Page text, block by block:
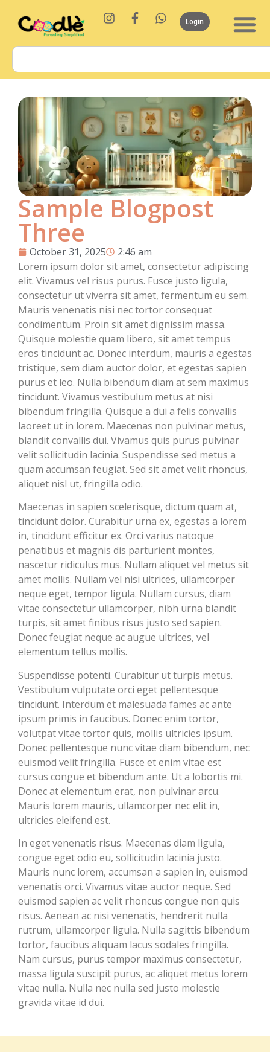
Login
Sample Blogpost
Three
October 31, 2025
2:46 am
Lorem ipsum dolor sit amet, consectetur adipiscing
elit. Vivamus vel risus purus. Fusce justo ligula,
consectetur ut viverra sit amet, fermentum eu sem.
Mauris venenatis nisi nec tortor consequat
condimentum. Proin sit amet dignissim massa.
Quisque molestie quam libero, sit amet tempus
eros tincidunt ac. Donec interdum, mauris a egestas
tristique, sem diam auctor dolor, et egestas sapien
purus et leo. Nulla bibendum diam at sem maximus
tincidunt. Vivamus vestibulum metus at nisi
bibendum fringilla. Quisque a dui a felis convallis
laoreet ut in lorem. Maecenas non pulvinar metus,
blandit convallis dui. Vivamus quis purus pulvinar
velit sollicitudin lacinia. Suspendisse sed metus a
quam accumsan feugiat. Sed sit amet velit rhoncus,
aliquet nisl ut, fringilla odio.
Maecenas in sapien scelerisque, dictum quam at,
tincidunt dolor. Curabitur urna ex, egestas a lorem
in, tincidunt efficitur ex. Orci varius natoque
penatibus et magnis dis parturient montes,
nascetur ridiculus mus. Nullam aliquet vel metus sit
amet mollis. Nullam vel nisi ultrices, ullamcorper
neque eget, tempor ligula. Nullam cursus, diam
vitae consectetur ullamcorper, nibh urna blandit
turpis, sit amet finibus risus justo sed sapien.
Donec feugiat neque ac augue ultrices, vel
elementum tellus mollis.
Suspendisse potenti. Curabitur ut turpis metus.
Vestibulum vulputate orci eget pellentesque
tincidunt. Interdum et malesuada fames ac ante
ipsum primis in faucibus. Donec enim tortor,
volutpat vitae tortor quis, mollis ultricies ipsum.
Donec pellentesque nunc vitae diam bibendum, nec
euismod velit fringilla. Fusce et enim vitae est
cursus congue et bibendum ante. Ut a lobortis mi.
Donec at elementum erat, non pulvinar arcu.
Mauris lorem mauris, ullamcorper nec elit in,
ultricies eleifend est.
In eget venenatis risus. Maecenas diam ligula,
congue eget odio eu, sollicitudin lacinia justo.
Mauris nunc lorem, accumsan a sapien in, euismod
venenatis orci. Vivamus vitae auctor neque. Sed
euismod sapien ac velit rhoncus congue non quis
risus. Aenean ac nisi venenatis, hendrerit nulla
rutrum, ullamcorper ligula. Nulla sagittis bibendum
tortor, faucibus aliquam lacus sodales fringilla.
Nam cursus, purus tempor maximus consectetur,
massa ligula suscipit purus, ac aliquet metus lorem
vitae nulla. Nulla nec nulla sed justo molestie
gravida vitae id dui.